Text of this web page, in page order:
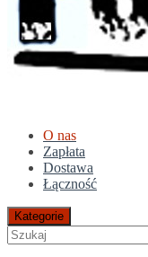
O nas
Zapłata
Dostawa
Łączność
Kategorie